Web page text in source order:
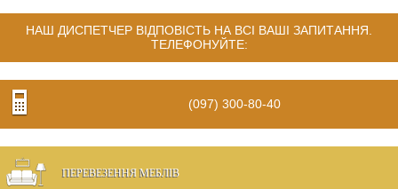
НАШ ДИСПЕТЧЕР ВІДПОВІСТЬ НА ВСІ ВАШІ ЗАПИТАННЯ.
ТЕЛЕФОНУЙТЕ:
(097) 300-80-40
ПЕРЕВЕЗЕННЯ МЕБЛІВ